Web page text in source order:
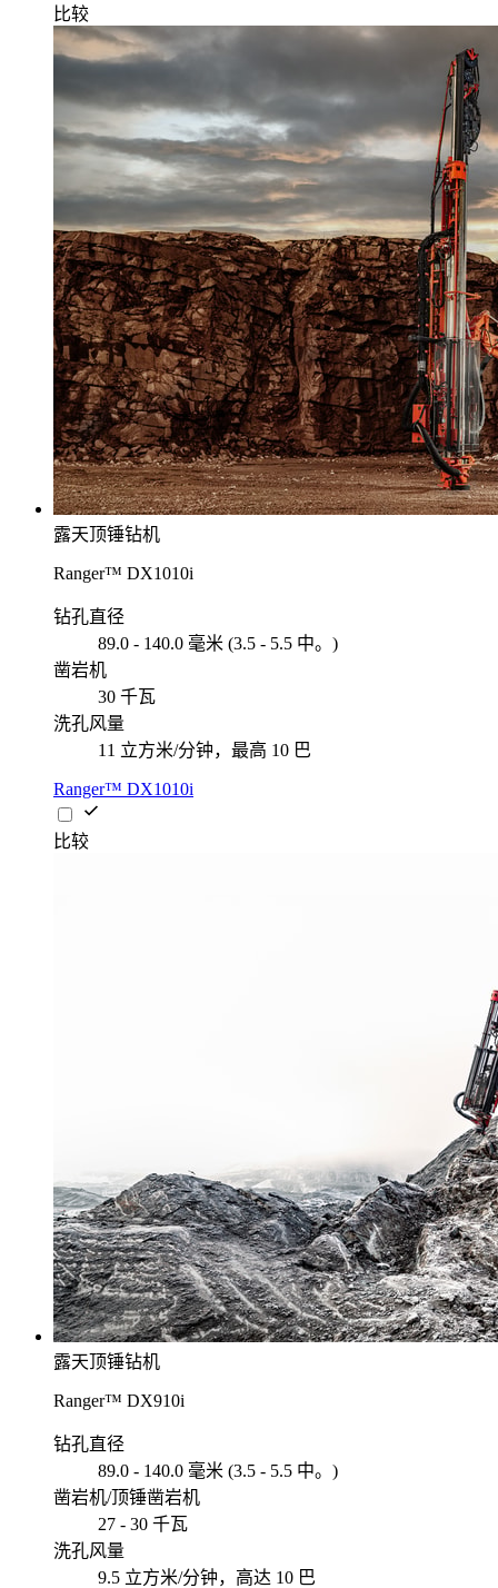
比较
露天顶锤钻机
Ranger™ DX1010i
钻孔直径
89.0 - 140.0 毫米 (3.5 - 5.5 中。)
凿岩机
30 千瓦
洗孔风量
11 立方米/分钟，最高 10 巴
Ranger™ DX1010i
比较
露天顶锤钻机
Ranger™ DX910i
钻孔直径
89.0 - 140.0 毫米 (3.5 - 5.5 中。)
凿岩机/顶锤凿岩机
27 - 30 千瓦
洗孔风量
9.5 立方米/分钟，高达 10 巴